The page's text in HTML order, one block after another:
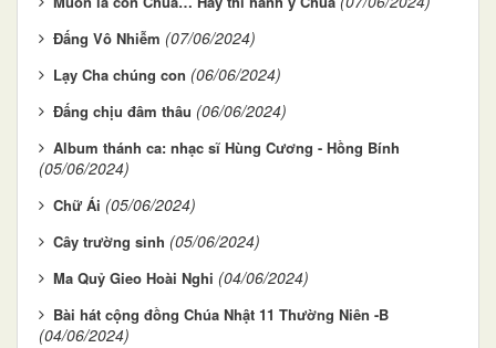
Đấng Vô Nhiễm (07/06/2024)
Lạy Cha chúng con (06/06/2024)
Đấng chịu đâm thâu (06/06/2024)
Album thánh ca: nhạc sĩ Hùng Cương - Hồng Bính
(05/06/2024)
Chữ Ái (05/06/2024)
Cây trường sinh (05/06/2024)
Ma Quỷ Gieo Hoài Nghi (04/06/2024)
Bài hát cộng đồng Chúa Nhật 11 Thường Niên -B
(04/06/2024)